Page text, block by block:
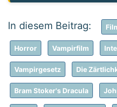
Horror Vampirfilm
Vampirgesetz Die
Bram Stoker's Dracula